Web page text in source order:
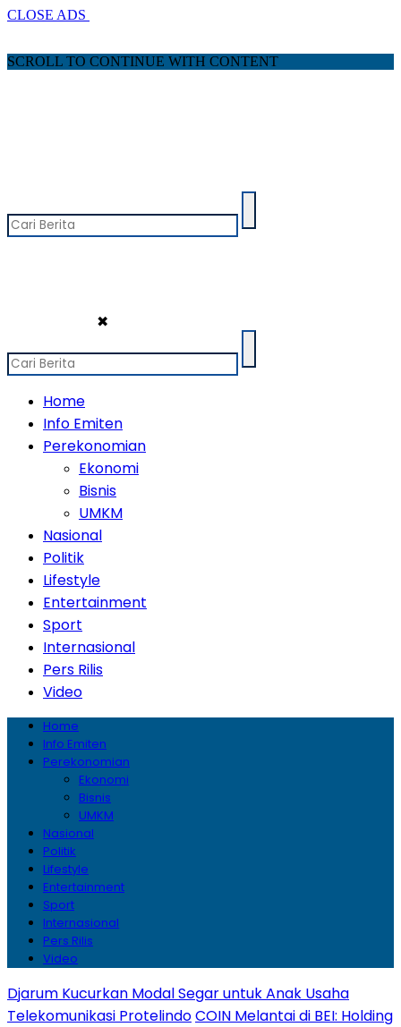
CLOSE ADS
SCROLL TO CONTINUE WITH CONTENT
✖
Home
Info Emiten
Perekonomian
Ekonomi
Bisnis
UMKM
Nasional
Politik
Lifestyle
Entertainment
Sport
Internasional
Pers Rilis
Video
Home
Info Emiten
Perekonomian
Ekonomi
Bisnis
UMKM
Nasional
Politik
Lifestyle
Entertainment
Sport
Internasional
Pers Rilis
Video
Djarum Kucurkan Modal Segar untuk Anak Usaha
Telekomunikasi ProtelindoCOIN Melantai di BEI: Holding